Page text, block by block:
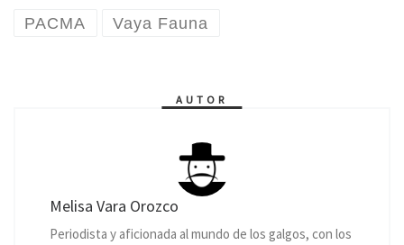
PACMA Vaya Fauna
AUTOR
Melisa Vara Orozco
Periodista y aficionada al mundo de los galgos, con los